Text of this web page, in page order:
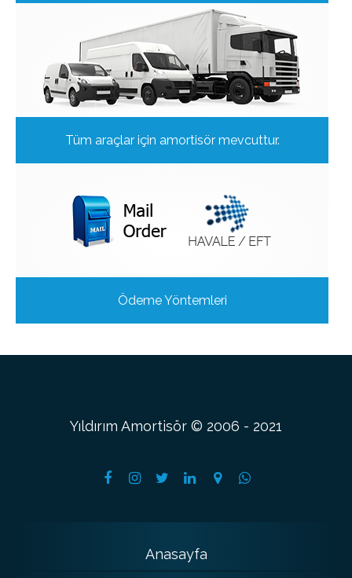
Tüm araçlar için amortisör mevcuttur.
Ödeme Yöntemleri
Yıldırım Amortisör © 2006 - 2021
Anasayfa